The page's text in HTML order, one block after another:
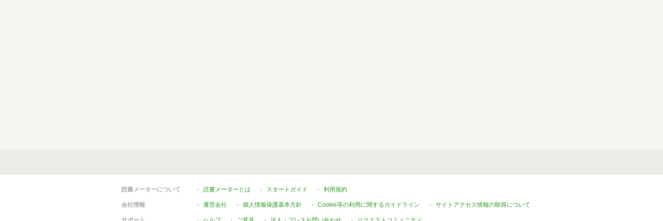
読書メーターについて 読書メーターとは スタートガイド 利用規約
会社情報 運営会社 個人情報保護基本方針 Cookie等の利用に関するガイドライン サイトアクセス情報の取得について